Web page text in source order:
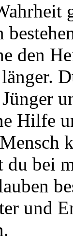
den
Hilfe
bei
und